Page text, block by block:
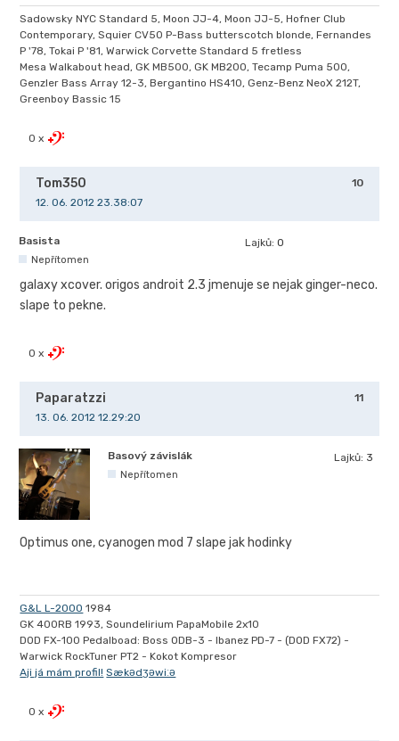
Sadowsky NYC Standard 5, Moon JJ-4, Moon JJ-5, Hofner Club
Contemporary, Squier CV50 P-Bass butterscotch blonde, Fernandes
P '78, Tokai P '81, Warwick Corvette Standard 5 fretless
Mesa Walkabout head, GK MB500, GK MB200, Tecamp Puma 500,
Genzler Bass Array 12-3, Bergantino HS410, Genz-Benz NeoX 212T,
Greenboy Bassic 15
0 x
10
Tom350
12. 06. 2012 23.38:07
Basista
Nepřítomen
Lajků: 0
galaxy xcover. origos androit 2.3 jmenuje se nejak ginger-neco.
slape to pekne.
0 x
11
Paparatzzi
13. 06. 2012 12.29:20
Basový závislák
Nepřítomen
Lajků: 3
Optimus one, cyanogen mod 7 slape jak hodinky
G&L L-2000 1984
GK 400RB 1993, Soundelirium PapaMobile 2x10
DOD FX-100 Pedalboad: Boss ODB-3 - Ibanez PD-7 - (DOD FX72) -
Warwick RockTuner PT2 - Kokot Kompresor
Aji já mám profil! Sækədʒəwiːə
0 x